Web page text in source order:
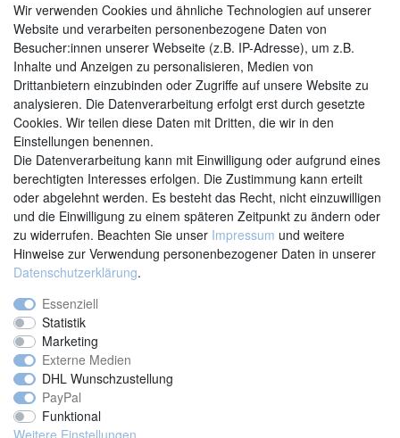
Vertrag widerrufen
Wir verwenden Cookies und ähnliche Technologien auf unserer
Website und verarbeiten personenbezogene Daten von
Besucher:innen unserer Webseite (z.B. IP-Adresse), um z.B.
Inhalte und Anzeigen zu personalisieren, Medien von
Drittanbietern einzubinden oder Zugriffe auf unsere Website zu
analysieren. Die Datenverarbeitung erfolgt erst durch gesetzte
Cookies. Wir teilen diese Daten mit Dritten, die wir in den
Einstellungen benennen.
Die Datenverarbeitung kann mit Einwilligung oder aufgrund eines
berechtigten Interesses erfolgen. Die Zustimmung kann erteilt
oder abgelehnt werden. Es besteht das Recht, nicht einzuwilligen
und die Einwilligung zu einem späteren Zeitpunkt zu ändern oder
zu widerrufen. Beachten Sie unser Impressum und weitere
Hinweise zur Verwendung personenbezogener Daten in unserer
Daten­schutz­erklärung.
Essenziell
Statistik
Marketing
Externe Medien
DHL Wunschzustellung
PayPal
Funktional
Weitere Einstellungen